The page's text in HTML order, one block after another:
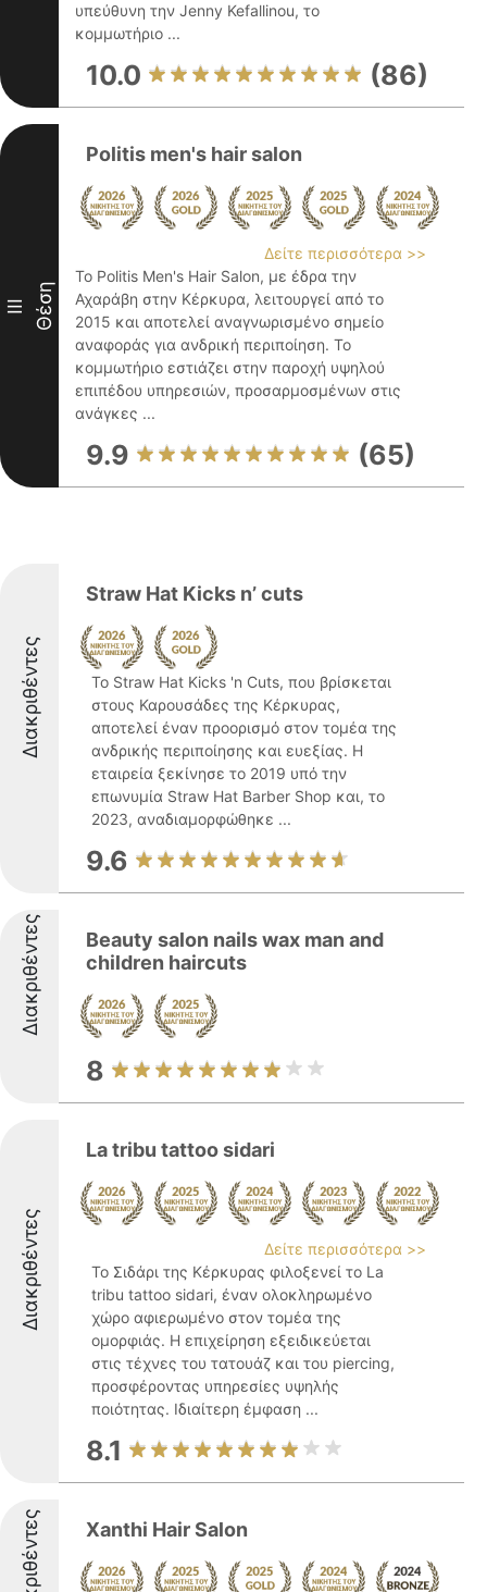
υπεύθυνη την Jenny Kefallinou, το
κομμωτήριο ...
10.0 (86)
III Θέση
Politis men's hair salon
Δείτε περισσότερα >>
Το Politis Men's Hair Salon, με έδρα την
Αχαράβη στην Κέρκυρα, λειτουργεί από το
2015 και αποτελεί αναγνωρισμένο σημείο
αναφοράς για ανδρική περιποίηση. Το
κομμωτήριο εστιάζει στην παροχή υψηλού
επιπέδου υπηρεσιών, προσαρμοσμένων στις
ανάγκες ...
9.9 (65)
Διακριθέντες
Straw Hat Kicks n’ cuts
Το Straw Hat Kicks 'n Cuts, που βρίσκεται
στους Καρουσάδες της Κέρκυρας,
αποτελεί έναν προορισμό στον τομέα της
ανδρικής περιποίησης και ευεξίας. Η
εταιρεία ξεκίνησε το 2019 υπό την
επωνυμία Straw Hat Barber Shop και, το
2023, αναδιαμορφώθηκε ...
9.6
Διακριθέντες
Beauty salon nails wax man and
children haircuts
8
Διακριθέντες
La tribu tattoo sidari
Δείτε περισσότερα >>
Το Σιδάρι της Κέρκυρας φιλοξενεί το La
tribu tattoo sidari, έναν ολοκληρωμένο
χώρο αφιερωμένο στον τομέα της
ομορφιάς. Η επιχείρηση εξειδικεύεται
στις τέχνες του τατουάζ και του piercing,
προσφέροντας υπηρεσίες υψηλής
ποιότητας. Ιδιαίτερη έμφαση ...
8.1
Xanthi Hair Salon